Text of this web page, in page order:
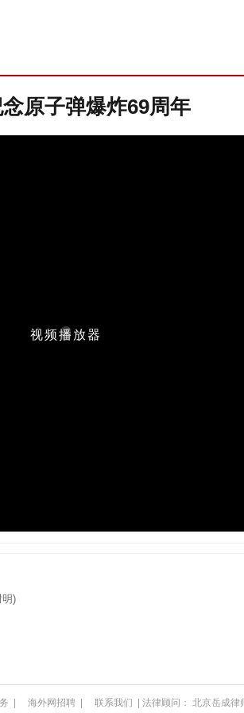
念原子弹爆炸69周年
)
| 海外网招聘 | 联系我们 | 法律顾问： 北京岳成律